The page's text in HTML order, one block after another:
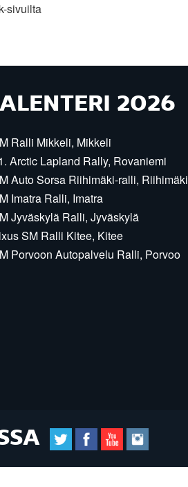
sivuilta
2026
Ralli Mikkeli, Mikkeli
Arctic Lapland Rally, Rovaniemi
Auto Sorsa Riihimäki-ralli, Riihimäki
Imatra Ralli, Imatra
Jyväskylä Ralli, Jyväskylä
SM Ralli Kitee, Kitee
Porvoon Autopalvelu Ralli, Porvoo